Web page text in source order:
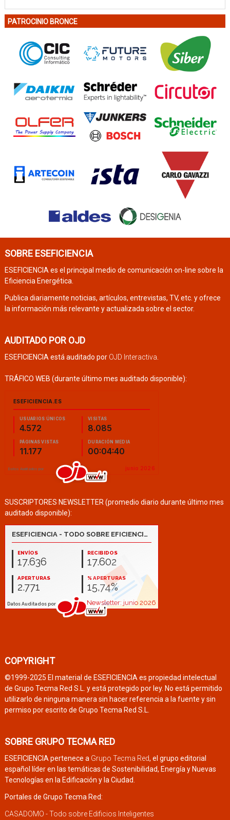
PATROCINIO BRONCE
SOBRE ESEFICIENCIA
ESEFICIENCIA es el principal medio de comunicación on-line sobre la
Eficiencia Energética.
Publica diariamente noticias, artículos, entrevistas, TV, etc. y ofrece
la información más relevante y actualizada sobre el sector.
AUDITADO POR OJD
ESEFICIENCIA está auditado por OJD Interactiva.
TRÁFICO WEB (durante último mes auditado disponible):
SUSCRIPTORES NEWSLETTER (promedio diario durante último mes
auditado disponible):
COPYRIGHT
©1999-2025 El material de ESEFICIENCIA es propiedad intelectual
de Grupo Tecma Red S.L. y está protegido por ley. No está permitido
utilizarlo de ninguna manera sin hacer referencia a la fuente y sin
permiso por escrito de Grupo Tecma Red S.L.
SOBRE GRUPO TECMA RED
ESEFICIENCIA pertenece a Grupo Tecma Red, el grupo editorial
español líder en las temáticas de Sostenibilidad, Energía y Nuevas
Tecnologías en la Edificación y la Ciudad.
Portales de Grupo Tecma Red:
CASADOMO - Todo sobre Edificios Inteligentes